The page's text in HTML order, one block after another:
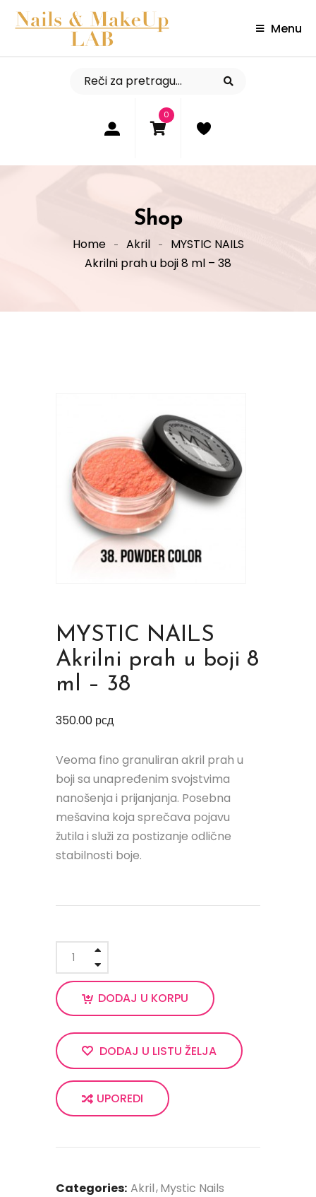
Menu
0
Shop
Home Akril
MYSTIC NAILS
Akrilni prah u boji 8 ml – 38
MYSTIC NAILS
Akrilni prah u boji 8
ml – 38
350.00 рсд
Veoma fino granuliran akril prah u
boji sa unapređenim svojstvima
nanošenja i prijanjanja. Posebna
mešavina koja sprečava pojavu
žutila i služi za postizanje odlične
stabilnosti boje.
DODAJ U KORPU
DODAJ U LISTU ŽELJA
UPOREDI
Categories: Akril Mystic Nails